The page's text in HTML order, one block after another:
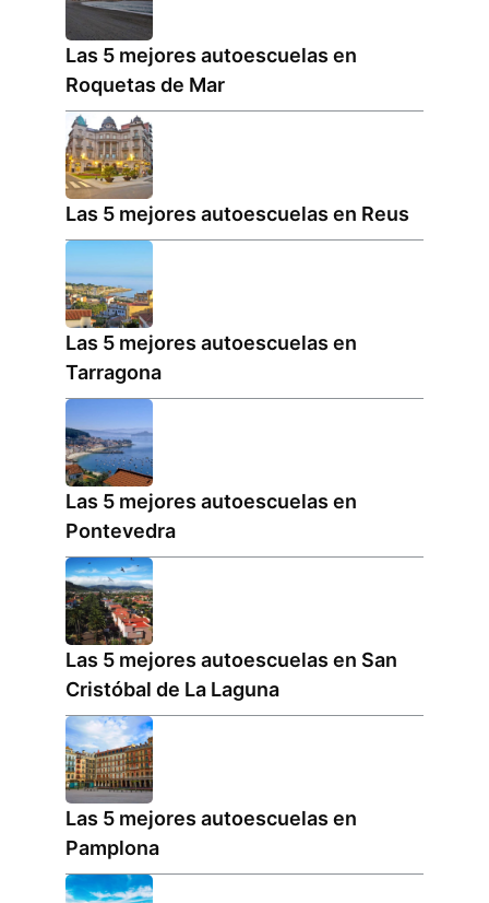
Las 5 mejores autoescuelas en
Roquetas de Mar
Las 5 mejores autoescuelas en Reus
Las 5 mejores autoescuelas en
Tarragona
Las 5 mejores autoescuelas en
Pontevedra
Las 5 mejores autoescuelas en San
Cristóbal de La Laguna
Las 5 mejores autoescuelas en
Pamplona